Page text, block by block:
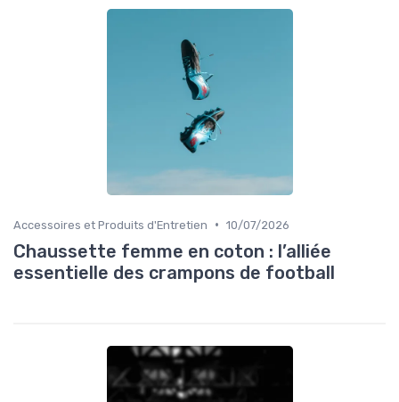
Accessoires et Produits d'Entretien • 10/07/2026
Chaussette femme en coton : l’alliée
essentielle des crampons de football